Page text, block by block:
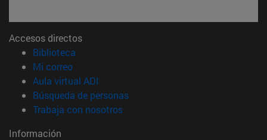
Accesos directos
Biblioteca
Mi correo(abre en nueva ventana)
Aula virtual ADI
Búsqueda de personas(abre en nueva ventana)
Trabaja con nosotros(abre en nueva ventana)
Información